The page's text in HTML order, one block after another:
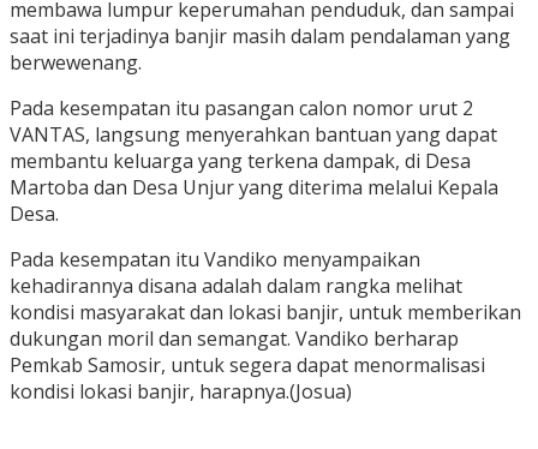
membawa lumpur keperumahan penduduk, dan sampai
saat ini terjadinya banjir masih dalam pendalaman yang
berwewenang.
Pada kesempatan itu pasangan calon nomor urut 2
VANTAS, langsung menyerahkan bantuan yang dapat
membantu keluarga yang terkena dampak, di Desa
Martoba dan Desa Unjur yang diterima melalui Kepala
Desa.
Pada kesempatan itu Vandiko menyampaikan
kehadirannya disana adalah dalam rangka melihat
kondisi masyarakat dan lokasi banjir, untuk memberikan
dukungan moril dan semangat. Vandiko berharap
Pemkab Samosir, untuk segera dapat menormalisasi
kondisi lokasi banjir, harapnya.(Josua)